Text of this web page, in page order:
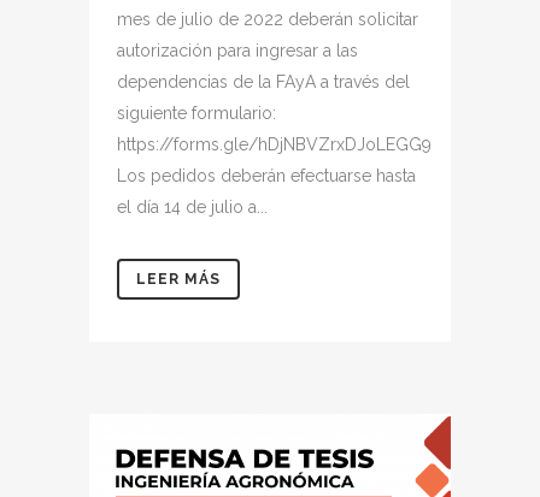
mes de julio de 2022 deberán solicitar
autorización para ingresar a las
dependencias de la FAyA a través del
siguiente formulario:
https://forms.gle/hDjNBVZrxDJoLEGG9
Los pedidos deberán efectuarse hasta
el día 14 de julio a...
LEER MÁS